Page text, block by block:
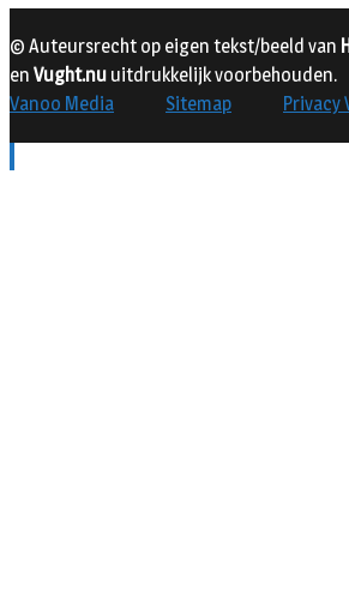
© Auteursrecht op eigen tekst/beeld van
en Vught.nu uitdrukkelijk voorbehouden.
Vanoo Media
Sitemap Privacy